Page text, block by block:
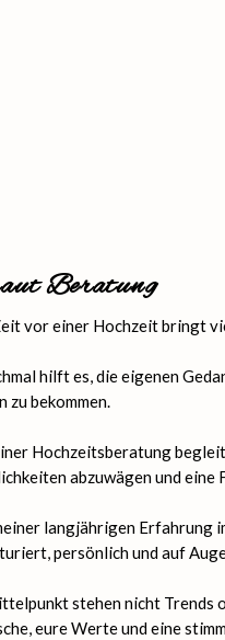
Beratung
vor einer Hochzeit bringt
hilft es, die eigenen
zu bekommen.
Hochzeitsberatung
abzuwägen und eine
langjährigen Erfahrung
persönlich und auf
stehen nicht Trends
eure Werte und eine